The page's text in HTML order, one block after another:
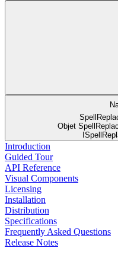
Objet
Introduction
Guided Tour
API Reference
Visual Components
Licensing
Installation
Distribution
Specifications
Frequently Asked Questions
Release Notes